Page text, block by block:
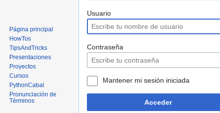
Ir
la
navegación
Ir
la
búsqueda
Usuario
Contraseña
Mantener mi sesión iniciada
Acceder
Página principal
HowTos
TipsAndTricks
Presentaciones
Proyectos
Cursos
PythonCabal
Pronunciación de
Términos